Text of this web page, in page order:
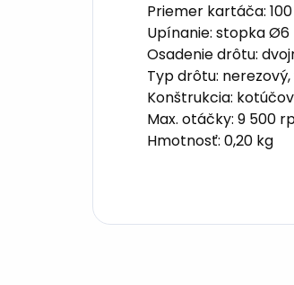
Priemer kartáča:
Upínanie: stopka
Osadenie drôtu:
Typ drôtu:
Konštrukcia:
Max. otáčky: 9 500
Hmotnosť: 0,20 kg